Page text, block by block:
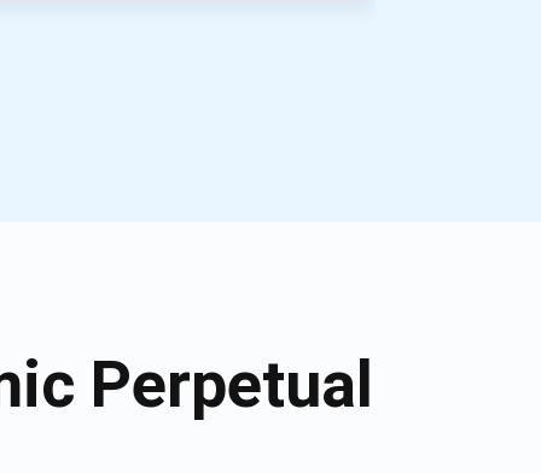
Perpetual